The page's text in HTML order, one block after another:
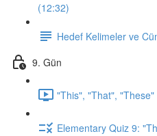
(12:32)
Hedef Kelimeler ve
9. Gün
"This", "That",
Elementary Quiz 9: